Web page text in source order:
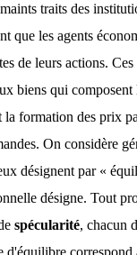
traits des
que les agents
de leurs actions.
biens qui
formation des prix
On considère
désignent par «
désigne. Tout
spécularité, chacun
d'équilibre correspond